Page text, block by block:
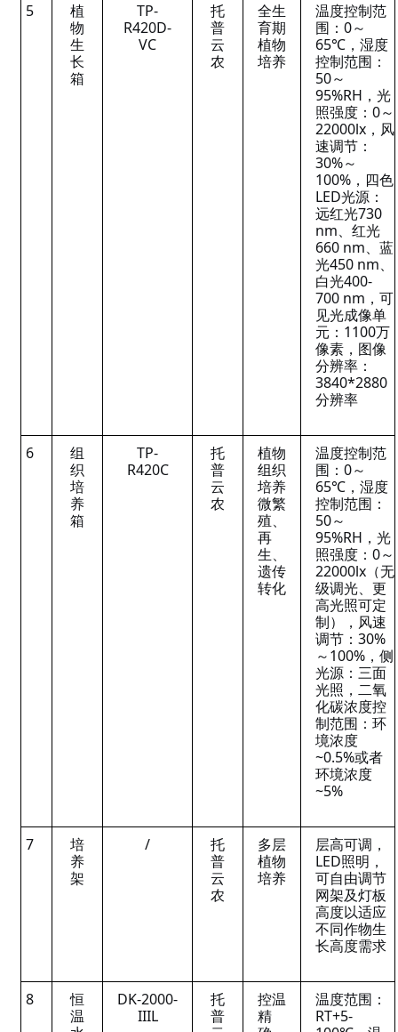
5
植
物
生
长
箱
TP-
R420D-
VC
托
普
云
农
全生
育期
植物
培养
温度控制范
围：0～
65℃，湿度
控制范围：
50～
95%RH，光
照强度：0～
22000lx，风
速调节：
30%～
100%，四色
LED光源：
远红光730
nm、红光
660 nm、蓝
光450 nm、
白光400-
700 nm，可
见光成像单
元：1100万
像素，图像
分辨率：
3840*2880
分辨率
6
组
织
培
养
箱
TP-
R420C
托
普
云
农
植物
组织
培养
微繁
殖、
再
生、
遗传
转化
温度控制范
围：0～
65℃，湿度
控制范围：
50～
95%RH，光
照强度：0～
22000lx（无
级调光、更
高光照可定
制），风速
调节：30%
～100%，侧
光源：三面
光照，二氧
化碳浓度控
制范围：环
境浓度
~0.5%或者
环境浓度
~5%
7
培
养
架
/
托
普
云
农
多层
植物
培养
层高可调，
LED照明，
可自由调节
网架及灯板
高度以适应
不同作物生
长高度需求
8
恒
温
DK-2000-
IIIL
托
普
控温
精
温度范围：
RT+5-